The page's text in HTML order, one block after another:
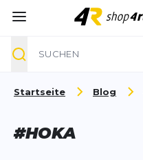
Startseite Blog
#HOKA